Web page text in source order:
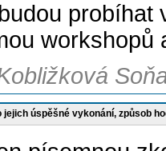
probíhat
úspěšné vykonání, způsob